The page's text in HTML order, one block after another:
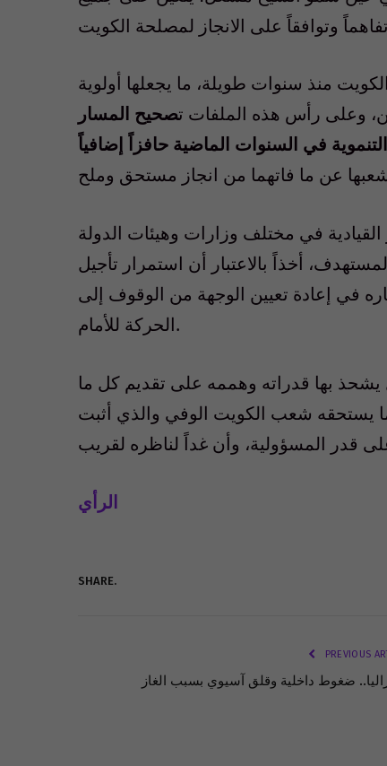
منذ سنوات طويلة، ما يجعلها أولوية
وعلى رأس هذه الملفات تصحيح المسار
في السنوات الماضية حافزاً إضافياً
في مختلف وزارات وهيئات الدولة
أخذاً بالاعتبار أن استمرار تأجيل
في إعادة تعيين الوجهة من الوقوف إلى
الحركة للأمام.
بها قدراته وهممه على تقديم كل ما
ما يستحقه شعب الكويت الوفي والذي أثبت
الرأي
SHARE.
PREVIOUS
ضغوط داخلية وقلق آسيوي بسبب الغاز